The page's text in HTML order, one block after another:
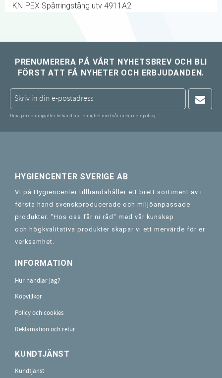
KNIPEX Spårringstång utv 4911A2
PRENUMERERA PÅ VÅRT NYHETSBREV OCH BLI
FÖRST ATT FÅ NYHETER OCH ERBJUDANDEN.
Dina personuppgifter behandlas i enlighet med vår integritetspolicy.
HYGIENCENTER SVERIGE AB
Vi på Hygiencenter tillhandahåller ett brett sortiment av i
första hand svenskproducerade och miljöanpassade
produkter. "Hos oss får ni råd" med vår kunskap
och högkvalitativa produkter skapar vi ett mervärde för er
verksamhet.
INFORMATION
Hur handlar jag?
Köpvillkor
Policy och cookies
Reklamation och retur
KUNDTJÄNST
Kundtjänst